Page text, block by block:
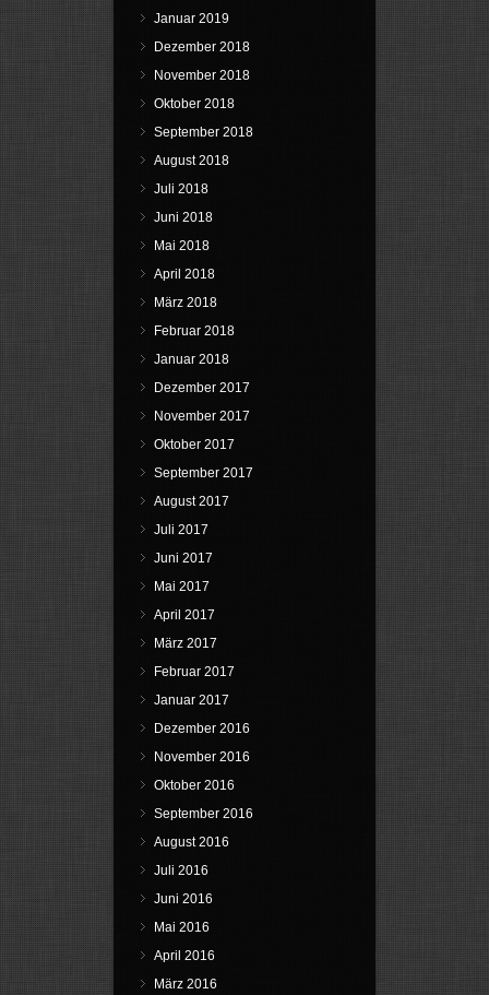
Januar 2019
Dezember 2018
November 2018
Oktober 2018
September 2018
August 2018
Juli 2018
Juni 2018
Mai 2018
April 2018
März 2018
Februar 2018
Januar 2018
Dezember 2017
November 2017
Oktober 2017
September 2017
August 2017
Juli 2017
Juni 2017
Mai 2017
April 2017
März 2017
Februar 2017
Januar 2017
Dezember 2016
November 2016
Oktober 2016
September 2016
August 2016
Juli 2016
Juni 2016
Mai 2016
April 2016
März 2016